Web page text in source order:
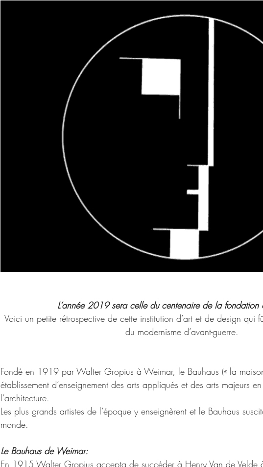
L’année 2019 sera celle du centenaire de la fondation
Voici un petite rétrospective de cette institution d’art et de design qui
du modernisme d’avant-guerre.
Fondé en 1919 par Walter Gropius à Weimar, le Bauhaus (« la
établissement d’enseignement des arts appliqués et des arts majeurs
l’architecture.
Les plus grands artistes de l’époque y enseignèrent et le Bauhaus
monde.
Le Bauhaus de Weimar:
En 1915 Walter Gropius accepta de succéder à Henry Van de Velde